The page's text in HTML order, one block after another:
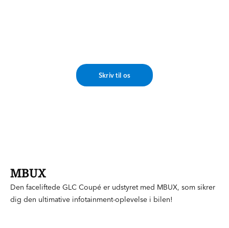
Skriv til os
MBUX
Den faceliftede GLC Coupé er udstyret med MBUX, som sikrer
dig den ultimative infotainment-oplevelse i bilen!